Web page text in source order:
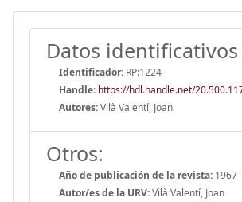
Datos identificativos
Identificador: RP:1224
Handle: https://hdl.handle.net/
Autores:Vilà Valentí, Joan
Otros:
Año de publicación de la revista: 1967
Autor/es de la URV:Vilà Valentí, Joan